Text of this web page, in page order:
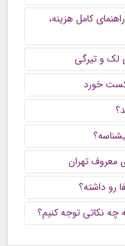
کامل هزینه،
لک و تیرگی
خورد
معروف تهران
رو داشته؟
نکاتی توجه کنیم؟